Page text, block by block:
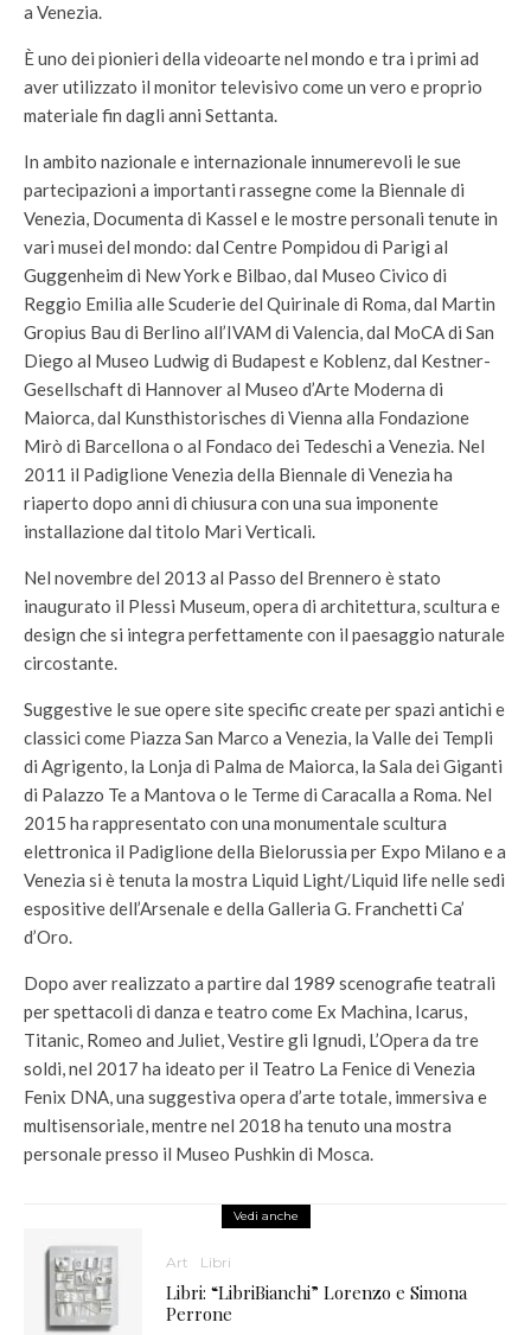
a Venezia.
È uno dei pionieri della videoarte nel mondo e tra i primi ad
aver utilizzato il monitor televisivo come un vero e proprio
materiale fin dagli anni Settanta.
In ambito nazionale e internazionale innumerevoli le sue
partecipazioni a importanti rassegne come la Biennale di
Venezia, Documenta di Kassel e le mostre personali tenute in
vari musei del mondo: dal Centre Pompidou di Parigi al
Guggenheim di New York e Bilbao, dal Museo Civico di
Reggio Emilia alle Scuderie del Quirinale di Roma, dal Martin
Gropius Bau di Berlino all’IVAM di Valencia, dal MoCA di San
Diego al Museo Ludwig di Budapest e Koblenz, dal Kestner-
Gesellschaft di Hannover al Museo d’Arte Moderna di
Maiorca, dal Kunsthistorisches di Vienna alla Fondazione
Mirò di Barcellona o al Fondaco dei Tedeschi a Venezia. Nel
2011 il Padiglione Venezia della Biennale di Venezia ha
riaperto dopo anni di chiusura con una sua imponente
installazione dal titolo Mari Verticali.
Nel novembre del 2013 al Passo del Brennero è stato
inaugurato il Plessi Museum, opera di architettura, scultura e
design che si integra perfettamente con il paesaggio naturale
circostante.
Suggestive le sue opere site specific create per spazi antichi e
classici come Piazza San Marco a Venezia, la Valle dei Templi
di Agrigento, la Lonja di Palma de Maiorca, la Sala dei Giganti
di Palazzo Te a Mantova o le Terme di Caracalla a Roma. Nel
2015 ha rappresentato con una monumentale scultura
elettronica il Padiglione della Bielorussia per Expo Milano e a
Venezia si è tenuta la mostra Liquid Light/Liquid life nelle sedi
espositive dell’Arsenale e della Galleria G. Franchetti Ca’
d’Oro.
Dopo aver realizzato a partire dal 1989 scenografie teatrali
per spettacoli di danza e teatro come Ex Machina, Icarus,
Titanic, Romeo and Juliet, Vestire gli Ignudi, L’Opera da tre
soldi, nel 2017 ha ideato per il Teatro La Fenice di Venezia
Fenix DNA, una suggestiva opera d’arte totale, immersiva e
multisensoriale, mentre nel 2018 ha tenuto una mostra
personale presso il Museo Pushkin di Mosca.
Vedi anche
Art Libri
Libri: “LibriBianchi” Lorenzo e Simona
Perrone